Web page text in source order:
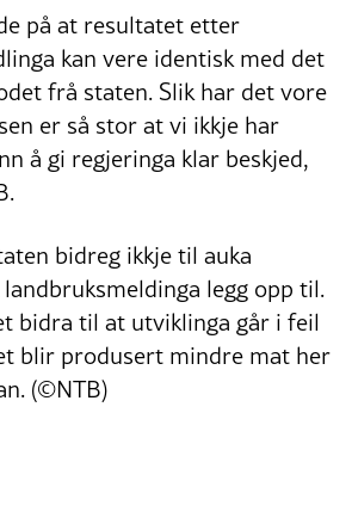
på at resultatet etter
kan vere identisk med det
frå staten. Slik har det vore
er så stor at vi ikkje har
å gi regjeringa klar beskjed,
bidreg ikkje til auka
legg opp til.
bidra til at utviklinga går i feil
blir produsert mindre mat her
(©NTB)